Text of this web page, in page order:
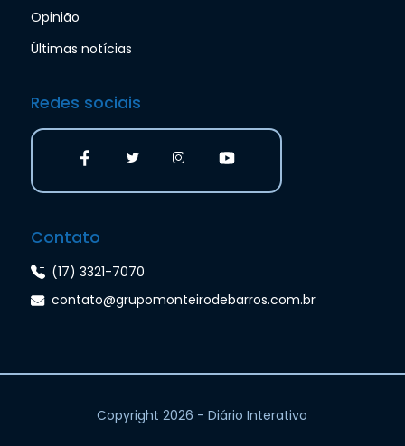
Opinião
Últimas notícias
Redes sociais
Contato
(17) 3321-7070
contato@grupomonteirodebarros.com.br
Copyright 2026 - Diário Interativo